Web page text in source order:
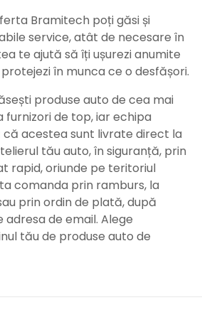
Bramitech poți găsi și
service, atât de necesare în
te ajută să îți ușurezi anumite
în munca ce o desfășori.
produse auto de cea mai
furnizori de top, iar echipa
că acestea sunt livrate direct la
tău auto, în siguranță, prin
rapid, oriunde pe teritoriul
comanda prin ramburs, la
prin ordin de plată, după
de email. Alege
tău de produse auto de